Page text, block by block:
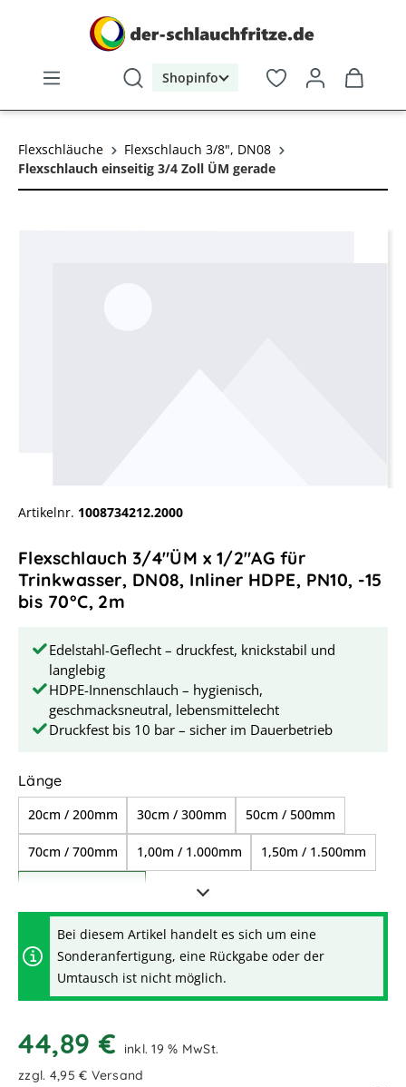
Shopinfo
Flexschläuche
Flexschlauch 3/8", DN08
Flexschlauch einseitig 3/4 Zoll ÜM gerade
Artikelnr. 1008734212.2000
Flexschlauch 3/4"ÜM x 1/2"AG für
Trinkwasser, DN08, Inliner HDPE, PN10, -15
bis 70°C, 2m
Edelstahl-Geflecht – druckfest, knickstabil und
langlebig
HDPE-Innenschlauch – hygienisch,
geschmacksneutral, lebensmittelecht
Druckfest bis 10 bar – sicher im Dauerbetrieb
Längeauswählen
20cm / 200mm 30cm / 300mm 50cm / 500mm
70cm / 700mm 1,00m / 1.000mm 1,50m / 1.500mm
Bei diesem Artikel handelt es sich um eine
Sonderanfertigung, eine Rückgabe oder der
Umtausch ist nicht möglich.
44,89 €
inkl. 19 % MwSt.
zzgl. 4,95 € Versand